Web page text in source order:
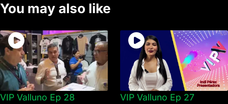
You may also like
VIP Valluno Ep 28
VIP Valluno Ep 27